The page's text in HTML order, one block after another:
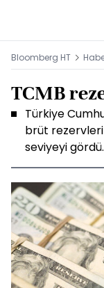
Bloomberg HT
TCMB
Türkiye
brüt
seviyeyi gördü.